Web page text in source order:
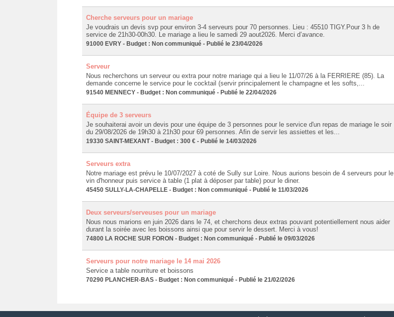
Cherche serveurs pour un mariage
Je voudrais un devis svp pour environ 3-4 serveurs pour 70 personnes. Lieu : 45510 TIGY.Pour 3 h de
service de 21h30-00h30. Le mariage a lieu le samedi 29 aout2026. Merci d’avance.
91000 EVRY - Budget : Non communiqué - Publié le 23/04/2026
Serveur
Nous recherchons un serveur ou extra pour notre mariage qui a lieu le 11/07/26 à la FERRIERE (85). La
demande concerne le service pour le cocktail (servir principalement le champagne et les softs,...
91540 MENNECY - Budget : Non communiqué - Publié le 22/04/2026
Équipe de 3 serveurs
Je souhaiterai avoir un devis pour une équipe de 3 personnes pour le service d'un repas de mariage le soir
du 29/08/2026 de 19h30 à 21h30 pour 69 personnes. Afin de servir les assiettes et les...
19330 SAINT-MEXANT - Budget : 300 € - Publié le 14/03/2026
Serveurs extra
Notre mariage est prévu le 10/07/2027 à coté de Sully sur Loire. Nous aurions besoin de 4 serveurs pour le
vin d'honneur puis service à table (1 plat à déposer par table) pour le diner.
45450 SULLY-LA-CHAPELLE - Budget : Non communiqué - Publié le 11/03/2026
Deux serveurs/serveuses pour un mariage
Nous nous marions en juin 2026 dans le 74, et cherchons deux extras pouvant potentiellement nous aider
durant la soirée avec les boissons ainsi que pour servir le dessert. Merci à vous!
74800 LA ROCHE SUR FORON - Budget : Non communiqué - Publié le 09/03/2026
Serveurs pour notre mariage le 14 mai 2026
Service a table nourriture et boissons
70290 PLANCHER-BAS - Budget : Non communiqué - Publié le 21/02/2026